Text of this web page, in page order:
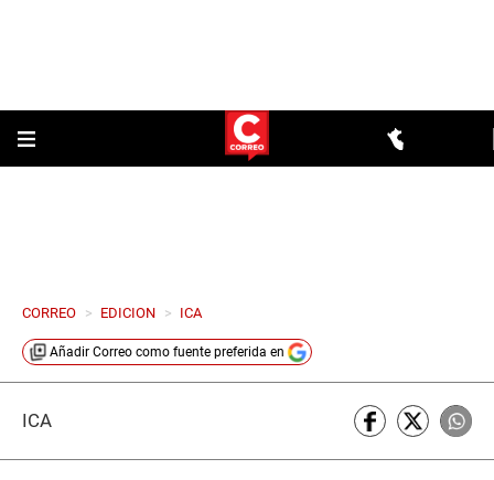
CORREO > EDICION > ICA
Añadir Correo como fuente preferida en
ICA